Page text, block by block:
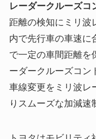
レーダークルーズ
距離の検知にミリ波
内で先行車の車速に
で一定の車間距離を
ーダークルーズコン
車線変更をミリ波レ
りスムーズな加減速